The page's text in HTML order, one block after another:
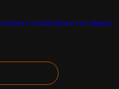
ACMAT TPK 4.35 SCM Avitailleur de missiles Crotale (Base Cef-Replex - 1/50 - par Patrick Comelli)​